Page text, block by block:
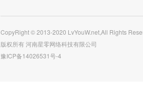
CopyRight © 2013-2020 LvYouW.net,All Rights
版权所有河南星零网络科技有限公司
豫ICP备14026531号-4